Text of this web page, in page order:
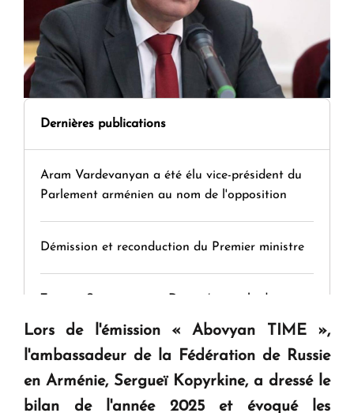
Dernières publications
Aram Vardevanyan a été élu vice-président du
Parlement arménien au nom de l'opposition
Démission et reconduction du Premier ministre
guerre, on est tous des perdants »
" Tant qu'il n'existe pas d'alternative concrète, la
question d'un référendum ne se pose pas. "
Lors de l'émission « Abovyan TIME »,
l'ambassadeur de la Fédération de Russie
en Arménie, Sergueï Kopyrkine, a dressé le
bilan de l'année 2025 et évoqué les